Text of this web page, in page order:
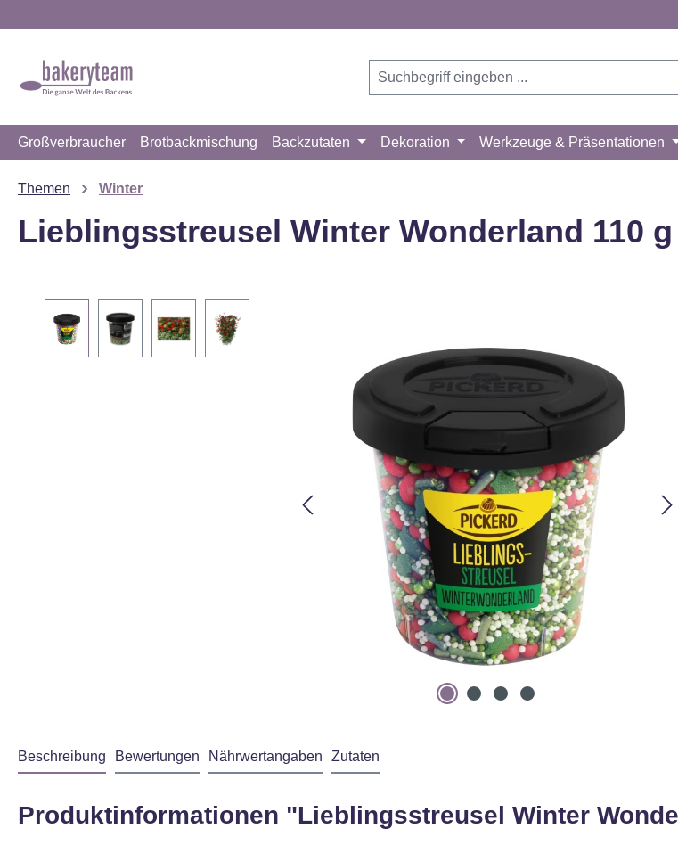
Großverbraucher Brotbackmischung Backzutaten Dekoration Werkzeuge & Präsentationen
Themen Winter
Lieblingsstreusel Winter Wonderland 110 g
Bildergalerie überspringen
Beschreibung Bewertungen Nährwertangaben Zutaten
Produktinformationen "Lieblingsstreusel Winter